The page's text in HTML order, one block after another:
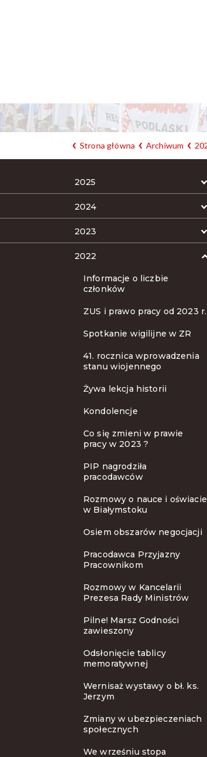
Strona główna Archiwum
2025
2024
2023
2022
Informacje o liczbie
członków
ZUS i prawo pracy od 2023 r.
Spotkanie wigilijne w ZR
41. rocznica wprowadzenia
stanu wiojennego
Żywa lekcja historii
Kondolencje
Co się zmieni w prawie
pracy w 2023 ?
PIP nagrodziła
pracodawców
Rozmowy o nauce i oświacie
w Białymstoku
Osiem obszarów negocjacji
Pracodawca Przyjazny
Pracownikom
Rozmowy w Kancelarii
Prezesa Rady Ministrów
Pilne! Marsz Godności
zawieszony
Odsłonięcie tablicy
memoratywnej
Wernisaż wystawy o bł. ks.
Jerzym
Zmiany w ubezpieczeniach
społecznych
We wrześniu stopa